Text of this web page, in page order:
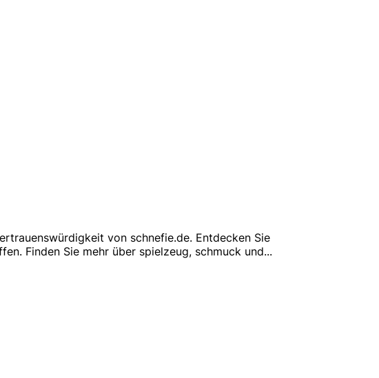
von schnefie.de. Entdecken Sie
Finden Sie mehr über spielzeug, schmuck und...